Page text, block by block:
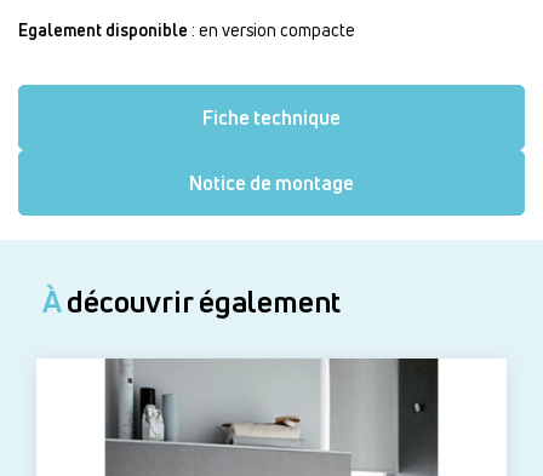
Egalement disponible : en version compacte
Fiche technique
Notice de montage
Àdécouvrir également